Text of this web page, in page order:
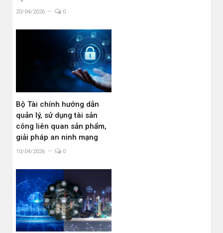
20/04/2026 0
Bộ Tài chính hướng dẫn
quản lý, sử dụng tài sản
công liên quan sản phẩm,
giải pháp an ninh mạng
10/04/2026 0